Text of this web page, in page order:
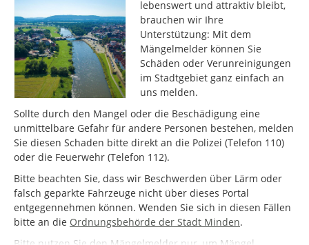
lebenswert und attraktiv bleibt,
brauchen wir Ihre
Unterstützung: Mit dem
Mängelmelder können Sie
Schäden oder Verunreinigungen
im Stadtgebiet ganz einfach an
uns melden.
Sollte durch den Mangel oder die Beschädigung eine
unmittelbare Gefahr für andere Personen bestehen, melden
Sie diesen Schaden bitte direkt an die Polizei (Telefon 110)
oder die Feuerwehr (Telefon 112).
Bitte beachten Sie, dass wir Beschwerden über Lärm oder
falsch geparkte Fahrzeuge nicht über dieses Portal
entgegennehmen können. Wenden Sie sich in diesen Fällen
bitte an die Ordnungsbehörde der Stadt Minden.